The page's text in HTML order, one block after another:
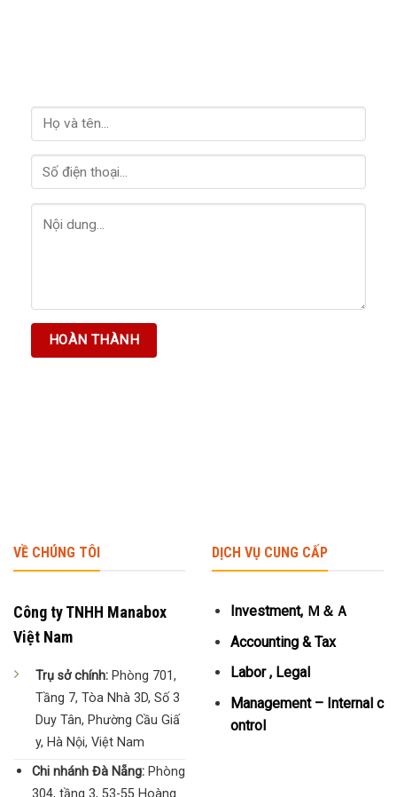
VỀ CHÚNG TÔI
Công ty TNHH Manabox
Việt Nam
Trụ sở chính: Phòng 701,
Tầng 7, Tòa Nhà 3D, Số 3
Duy Tân, Phường Cầu Giấ
y, Hà Nội, Việt Nam
Chi nhánh Đà Nẵng:Phòng
DỊCH VỤ CUNG CẤP
Investment, Ｍ＆Ａ
Accounting & Tax
Labor , Legal
Management – Internal c
ontrol